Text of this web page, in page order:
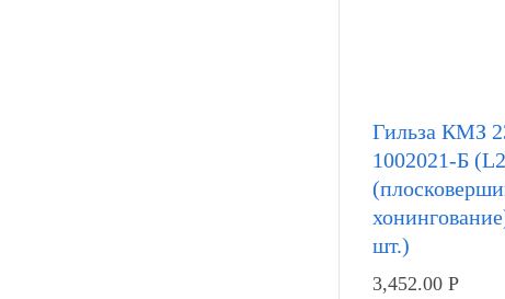
Гильза КМЗ
1002021-Б
шт.)
3,452.00Р